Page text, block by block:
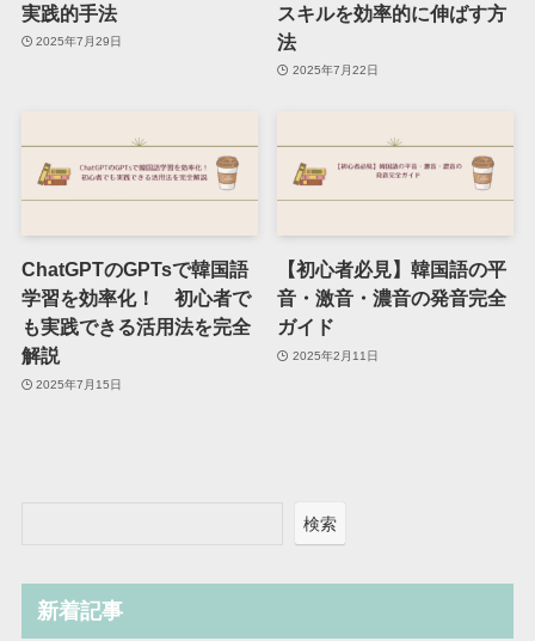
実践的手法
2025年7月29日
スキルを効率的に伸ばす方
法
2025年7月22日
ChatGPTのGPTsで韓国語
学習を効率化！ 初心者で
も実践できる活用法を完全
解説
2025年7月15日
【初心者必見】韓国語の平
音・激音・濃音の発音完全
ガイド
2025年2月11日
検索
新着記事